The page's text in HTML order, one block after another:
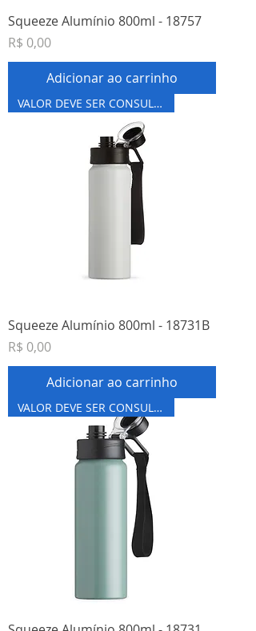
Squeeze Alumínio 800ml - 18757
Preço
R$ 0,00
Adicionar ao carrinho
VALOR DEVE SER CONSULTADO
Squeeze Alumínio 800ml - 18731B
Preço
R$ 0,00
Adicionar ao carrinho
VALOR DEVE SER CONSULTADO